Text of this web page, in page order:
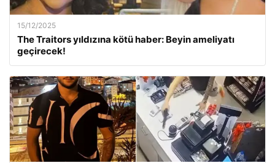
15/12/2025
The Traitors yıldızına kötü haber: Beyin ameliyatı
geçirecek!